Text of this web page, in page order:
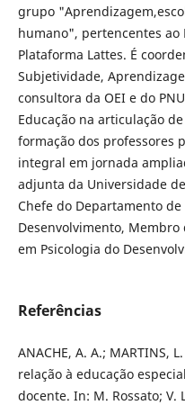
grupo
humano", pertencentes ao
Plataforma Lattes. É
Subjetividade,
consultora da OEI e do
Educação na articulação
formação dos professores
integral em jornada
adjunta da Universidade
Chefe do Departamento
Desenvolvimento, Membro
em Psicologia do
Referências
ANACHE, A. A.; MARTINS,
relação à educação
docente. In: M. Rossato; V.